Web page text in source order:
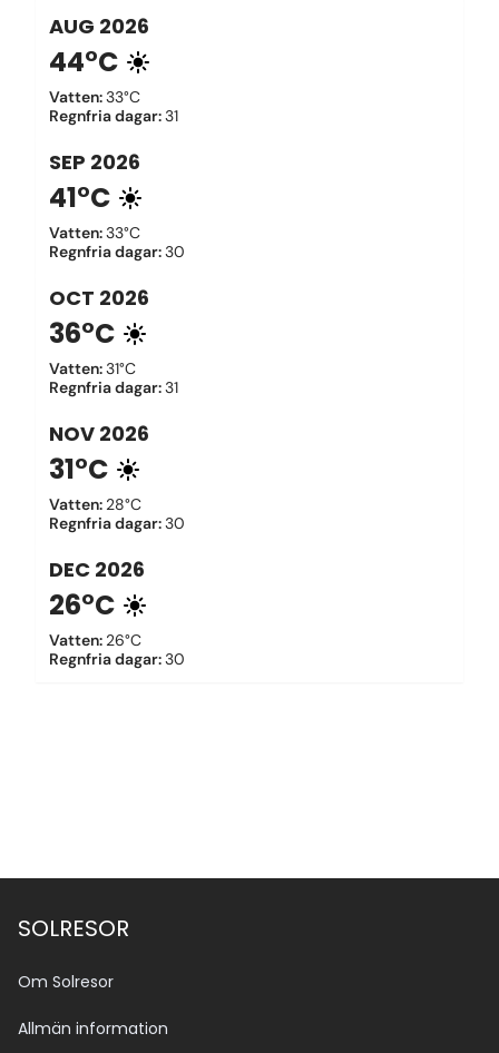
AUG 2026
44°C
Vatten:33°C
Regnfria dagar:31
SEP 2026
41°C
Vatten:33°C
Regnfria dagar:30
OCT 2026
36°C
Vatten:31°C
Regnfria dagar:31
NOV 2026
31°C
Vatten: 28°C
Regnfria dagar:30
DEC 2026
26°C
Vatten: 26°C
Regnfria dagar:30
SOLRESOR
Om Solresor
Allmän information